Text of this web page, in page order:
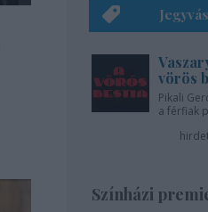
vörös
Pikali
a férfiak
Színházi